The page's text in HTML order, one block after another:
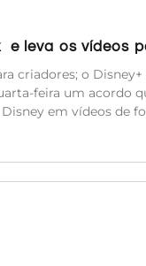
e leva os vídeos
criadores; o
feira um acordo
em vídeos de